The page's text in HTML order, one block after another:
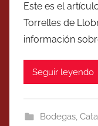
Este es el
Torrelles de
información
Seguir leyendo
Bodegas,